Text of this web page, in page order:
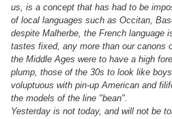
us, is a concept that has had to be
of local languages ​​such as Occitan,
despite Malherbe, the French language
tastes fixed, any more than our canons
the Middle Ages were to have a high
plump, those of the 30s to look like
voluptuous with pin-up American and
the models of the line "bean".
Yesterday is not today, and will not be